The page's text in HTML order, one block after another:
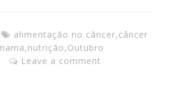
alimentação no cãncer,câncer
,nutrição,Outubro
Leave a comment